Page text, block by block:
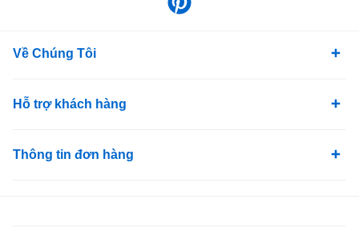
Về Chúng Tôi
Hỗ trợ khách hàng
Thông tin đơn hàng